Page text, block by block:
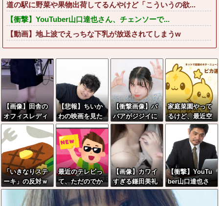
道の駅に野菜や果物出荷してるんやけど「こういうの欲...
【衝撃】YouTuber山口達也さん、チェンソーで...
【動画】地上波でえっちな下乳が放送されてしまうw
【画像】田舎の
オフィスレディ
のTikTok、えっ
ちすぎる
【悲報】ちいか
わの映画を見た
イラン人が激怒
｢子供に見せる内
容じゃない｡悪影
響は計り知れな
い｣←これw w w
w w w w w w
【衝撃画像】バ
バアがジジイに
チェーンソ
ー！？←一体何
があったんやコ
レw w w w w w
w w w
家庭菜園やって
るけど、最近空
芯菜が評価され
過ぎだと思
う！！！！！
「いきなりステ
ーキ」の反対ｗ
ｗｗｗｗｗｗｗ
最近のテレビっ
て、ただのでか
いYouTubeにな
りつつあるよな
【画像】カワイ
すぎる鎌田美礼
棋士、サンタコ
スが性的すぎる
【衝撃】YouTu
ber山口達也さ
ん、チェンソー
で竹を切るだけ